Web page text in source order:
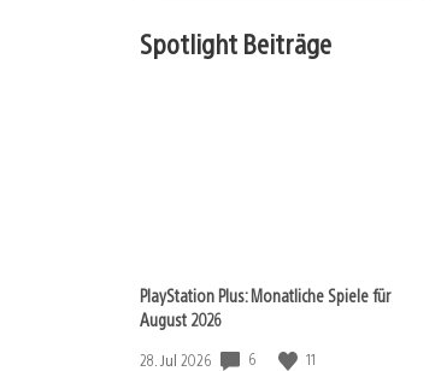
Spotlight Beiträge
PlayStation Plus: Monatliche Spiele für
August 2026
Veröffentlichungsdatum:
28. Jul 2026 6 11